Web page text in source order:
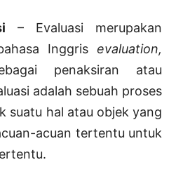
– Evaluasi merupakan
Inggris evaluation,
penaksiran atau
adalah sebuah proses
suatu hal atau objek yang
acuan tertentu untuk